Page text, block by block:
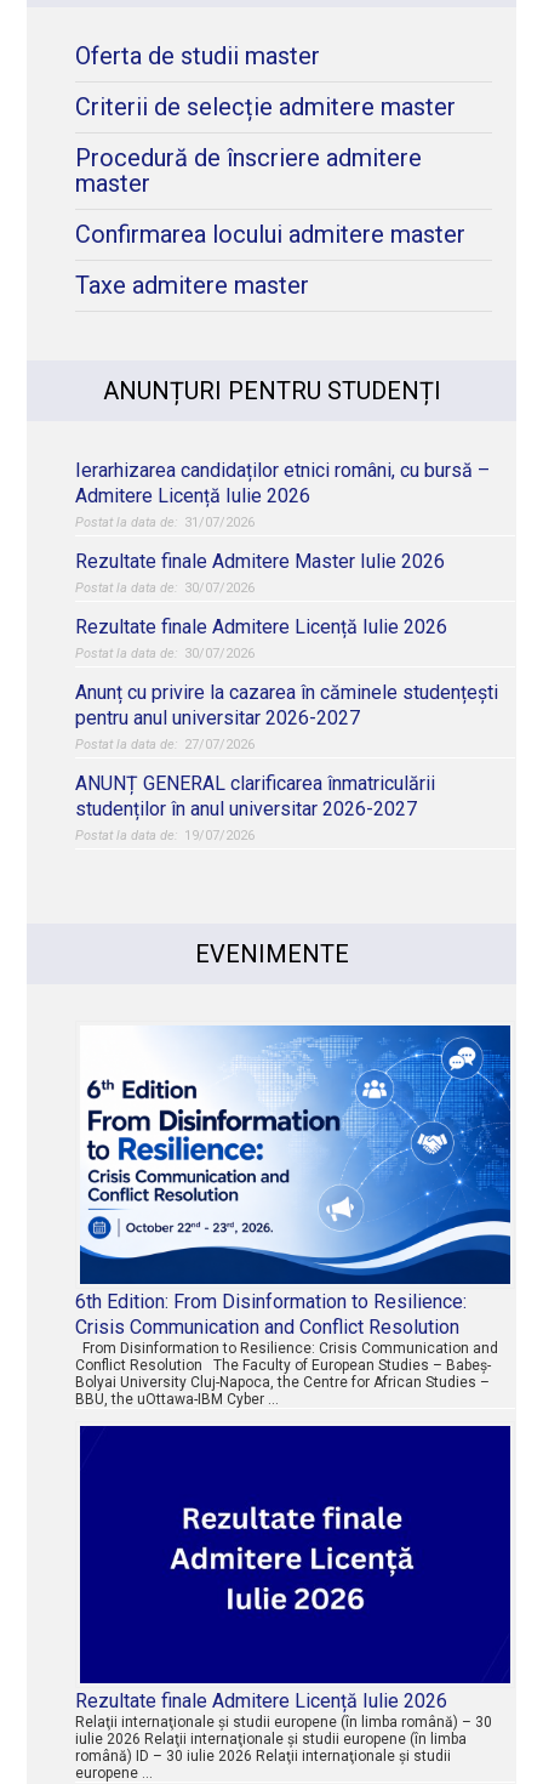
Oferta de studii master
Criterii de selecție admitere master
Procedură de înscriere admitere
master
Confirmarea locului admitere master
Taxe admitere master
ANUNȚURI PENTRU STUDENȚI
Ierarhizarea candidaților etnici români, cu bursă –
Admitere Licență Iulie 2026
31/07/2026
Rezultate finale Admitere Master Iulie 2026
30/07/2026
Rezultate finale Admitere Licență Iulie 2026
30/07/2026
Anunț cu privire la cazarea în căminele studențești
pentru anul universitar 2026-2027
27/07/2026
ANUNȚ GENERAL clarificarea înmatriculării
studenților în anul universitar 2026-2027
19/07/2026
EVENIMENTE
6th Edition: From Disinformation to Resilience:
Crisis Communication and Conflict Resolution
From Disinformation to Resilience: Crisis Communication and
Conflict Resolution The Faculty of European Studies – Babeș-
Bolyai University Cluj-Napoca, the Centre for African Studies –
BBU, the uOttawa-IBM Cyber …
Rezultate finale Admitere Licență Iulie 2026
Relaţii internaţionale şi studii europene (în limba română) – 30
iulie 2026 Relaţii internaţionale şi studii europene (în limba
română) ID – 30 iulie 2026 Relaţii internaţionale şi studii
europene …